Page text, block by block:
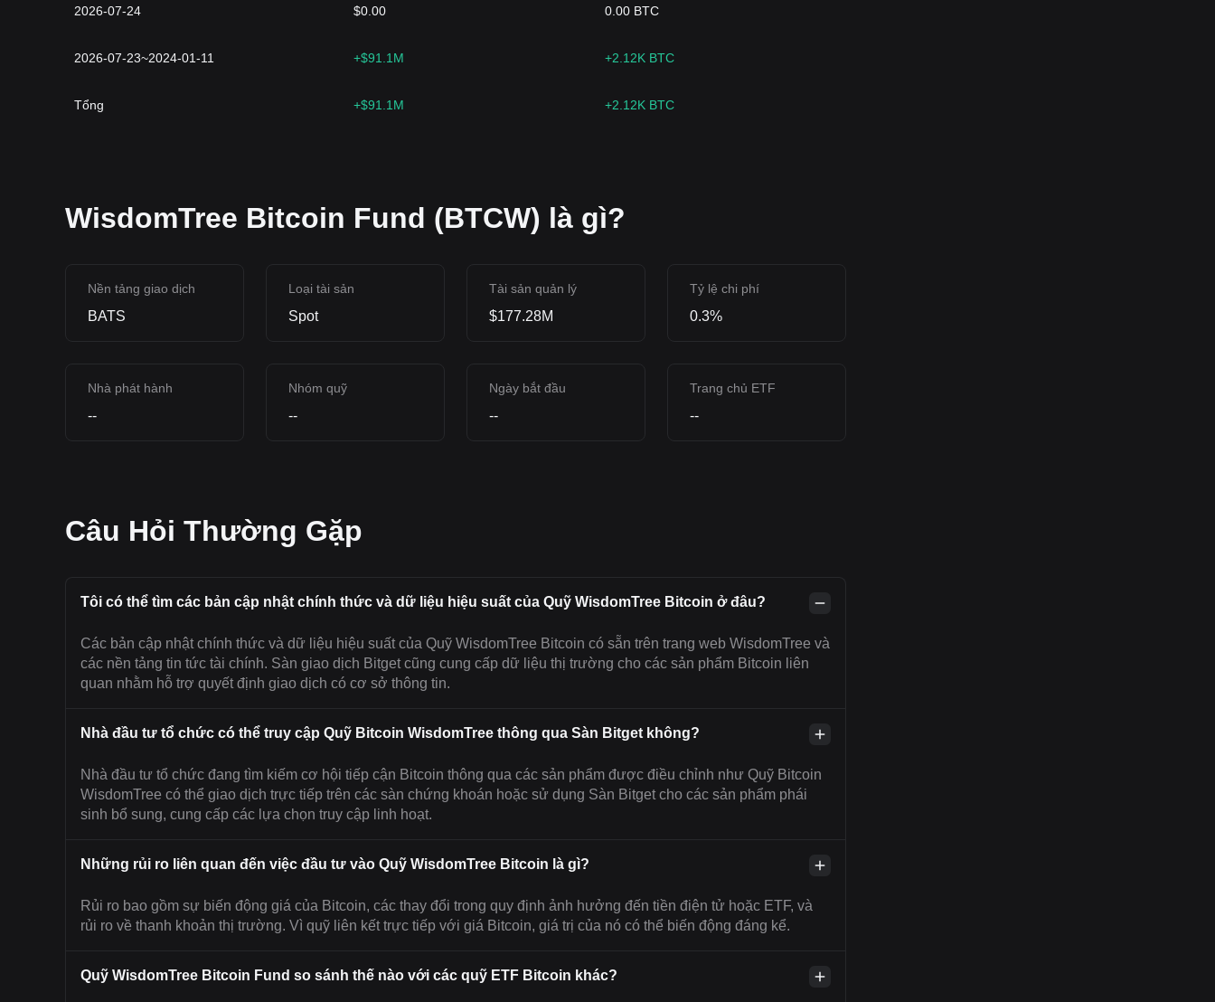
2026-07-24 $0.00 0.00 BTC
2026-07-23~2024-01-11 +$91.1M +2.12K BTC
Tổng +$91.1M +2.12K BTC
WisdomTree Bitcoin Fund (BTCW) là gì?
Nền tảng giao dịch
BATS
Loại tài sản
Spot
Tài sản quản lý
$177.28M
Tỷ lệ chi phí
0.3%
Nhà phát hành
--
Nhóm quỹ
--
Ngày bắt đầu
--
Trang chủ ETF
--
Câu Hỏi Thường Gặp
Tôi có thể tìm các bản cập nhật chính thức và dữ liệu hiệu suất của Quỹ WisdomTree Bitcoin ở đâu?
Các bản cập nhật chính thức và dữ liệu hiệu suất của Quỹ WisdomTree Bitcoin có sẵn trên trang web WisdomTree và
các nền tảng tin tức tài chính. Sàn giao dịch Bitget cũng cung cấp dữ liệu thị trường cho các sản phẩm Bitcoin liên
quan nhằm hỗ trợ quyết định giao dịch có cơ sở thông tin.
Nhà đầu tư tổ chức có thể truy cập Quỹ Bitcoin WisdomTree thông qua Sàn Bitget không?
Nhà đầu tư tổ chức đang tìm kiếm cơ hội tiếp cận Bitcoin thông qua các sản phẩm được điều chỉnh như Quỹ Bitcoin
WisdomTree có thể giao dịch trực tiếp trên các sàn chứng khoán hoặc sử dụng Sàn Bitget cho các sản phẩm phái
sinh bổ sung, cung cấp các lựa chọn truy cập linh hoạt.
Những rủi ro liên quan đến việc đầu tư vào Quỹ WisdomTree Bitcoin là gì?
Rủi ro bao gồm sự biến động giá của Bitcoin, các thay đổi trong quy định ảnh hưởng đến tiền điện tử hoặc ETF, và
rủi ro về thanh khoản thị trường. Vì quỹ liên kết trực tiếp với giá Bitcoin, giá trị của nó có thể biến động đáng kể.
Quỹ WisdomTree Bitcoin Fund so sánh thế nào với các quỹ ETF Bitcoin khác?